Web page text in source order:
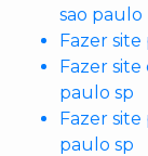
sao paulo
Fazer
Fazer
paulo sp
Fazer
paulo sp